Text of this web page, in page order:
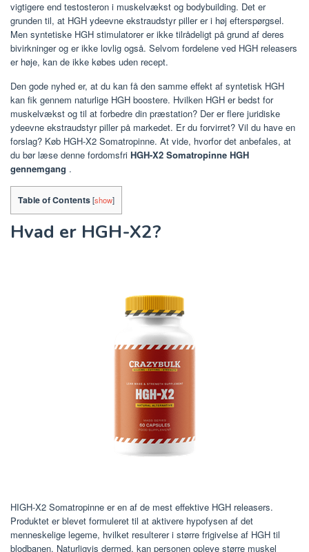
vigtigere end testosteron i muskelvækst og bodybuilding. Det er
grunden til, at HGH ydeevne ekstraudstyr piller er i høj efterspørgsel.
Men syntetiske HGH stimulatorer er ikke tilrådeligt på grund af deres
bivirkninger og er ikke lovlig også. Selvom fordelene ved HGH releasers
er høje, kan de ikke købes uden recept.
Den gode nyhed er, at du kan få den samme effekt af syntetisk HGH
kan fik gennem naturlige HGH boostere. Hvilken HGH er bedst for
muskelvækst og til at forbedre din præstation? Der er flere juridiske
ydeevne ekstraudstyr piller på markedet. Er du forvirret? Vil du have en
forslag? Køb HGH-X2 Somatropinne. At vide, hvorfor det anbefales, at
du bør læse denne fordomsfri HGH-X2 Somatropinne HGH
gennemgang .
Table of Contents[show]
Hvad er HGH-X2?
HIGH-X2 Somatropinne er en af ​​de mest effektive HGH releasers.
Produktet er blevet formuleret til at aktivere hypofysen af ​​det
menneskelige legeme, hvilket resulterer i større frigivelse af HGH til
blodbanen. Naturligvis dermed, kan personen opleve større muskel